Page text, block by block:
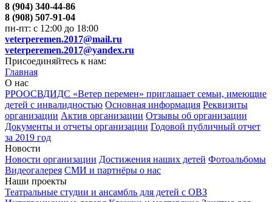
8 (904) 340-44-86
8 (908) 507-91-04
пн-пт: с 12:00 до 18:00
veterperemen.2017@mail.ru
veterperemen.2017@yandex.ru
Присоединяйтесь к нам:
Главная
О нас
РРООСВДИДС «Ветер перемен» приглашает семьи, имеющие
детей с инвалидностью Основная информация Реквизиты
организации Актив организации Отзывы об организации
Документы и отчеты организации Годовой публичный отчет
за 2019 год
Новости
Новости организации Достижения наших детей Фотоальбомы
Видеогалерея СМИ и партнёры о нас
Наши проекты
Театральные студии и ансамбль для детей с ОВЗ